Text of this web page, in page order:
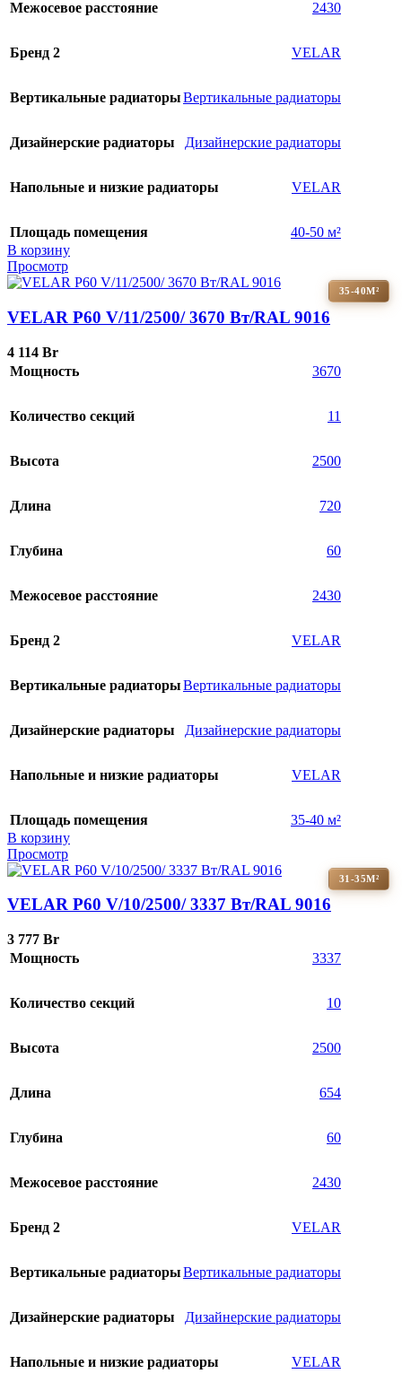
Межосевое расстояние 2430
Бренд 2 VELAR
Вертикальные радиаторыВертикальные радиаторы
Дизайнерские радиаторы Дизайнерские радиаторы
Напольные и низкие радиаторы VELAR
Площадь помещения
40-50 м²
В корзину
Просмотр
35-40М²
VELAR P60 V/11/2500/ 3670 Bт/RAL 9016
4 114 Br
Мощность
3670
Количество секций 11
Высота 2500
Длина 720
Глубина 60
Межосевое расстояние 2430
Бренд 2 VELAR
Вертикальные радиаторыВертикальные радиаторы
Дизайнерские радиаторы Дизайнерские радиаторы
Напольные и низкие радиаторы VELAR
Площадь помещения
35-40 м²
В корзину
Просмотр
31-35М²
VELAR P60 V/10/2500/ 3337 Bт/RAL 9016
3 777 Br
Мощность
3337
Количество секций 10
Высота 2500
Длина 654
Глубина 60
Межосевое расстояние 2430
Бренд 2 VELAR
Вертикальные радиаторыВертикальные радиаторы
Дизайнерские радиаторы Дизайнерские радиаторы
Напольные и низкие радиаторы VELAR